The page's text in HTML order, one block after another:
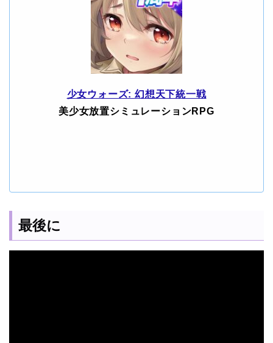
少女ウォーズ: 幻想天下統一戦
美少女放置シミュレーションRPG
最後に